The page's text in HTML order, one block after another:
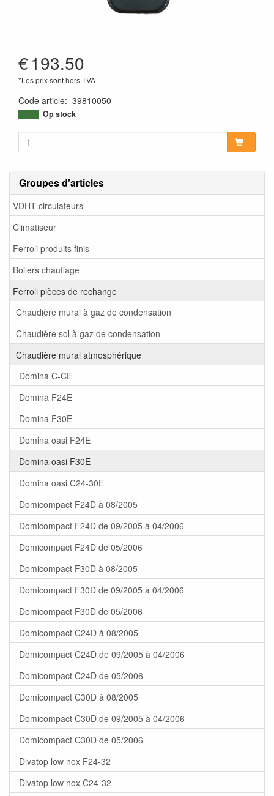
Groupes d'articles
VDHT circulateurs
Climatiseur
Ferroli produits finis
Boilers chauffage
Ferroli pièces de rechange
Chaudière mural à gaz de condensation
Chaudière sol à gaz de condensation
Chaudière mural atmosphérique
Domina C-CE
Domina F24E
Domina F30E
Domina oasi F24E
Domina oasi F30E
Domina oasi C24-30E
Domicompact F24D à 08/2005
Domicompact F24D de 09/2005 à 04/2006
Domicompact F24D de 05/2006
Domicompact F30D à 08/2005
Domicompact F30D de 09/2005 à 04/2006
Domicompact F30D de 05/2006
Domicompact C24D à 08/2005
Domicompact C24D de 09/2005 à 04/2006
Domicompact C24D de 05/2006
Domicompact C30D à 08/2005
Domicompact C30D de 09/2005 à 04/2006
Domicompact C30D de 05/2006
Divatop low nox F24-32
Divatop low nox C24-32
€193.50
*Les prix sont hors TVA
Code article: 39810050
Op stock